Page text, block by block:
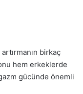
birkaç
hem erkeklerde
gücünde önemli